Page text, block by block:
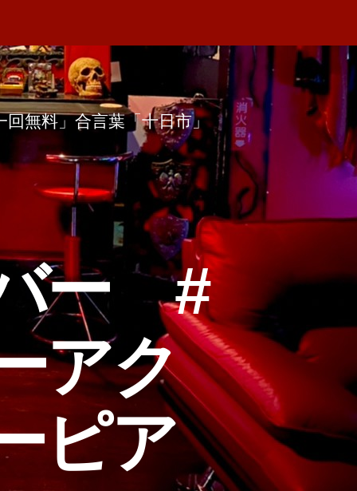
無料」合言葉「十日市」
ー #
アク
ピア